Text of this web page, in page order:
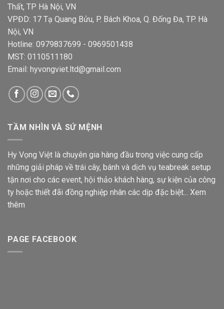
Thất, TP Hà Nội, VN
VPĐD: 17 Tạ Quang Bửu, P. Bách Khoa, Q. Đống Đa, TP. Hà
Nội, VN
Hotline: 0979837699 - 0969501438
MST: 0110511180
Email: hyvongviet.ltd@gmail.com
TẦM NHÌN VÀ SỨ MỆNH
Hy Vọng Việt là chuyên gia hàng đầu trong việc cung cấp
những giải pháp về trái cây, bánh và dịch vụ teabreak setup
tận nơi cho các event, hội thảo khách hàng, sự kiện của công
ty hoặc thiết đãi đồng nghiệp nhân các dịp đặc biệt... Xem
thêm
PAGE FACEBOOK